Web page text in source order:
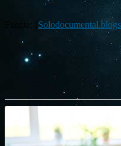
Fuente: [